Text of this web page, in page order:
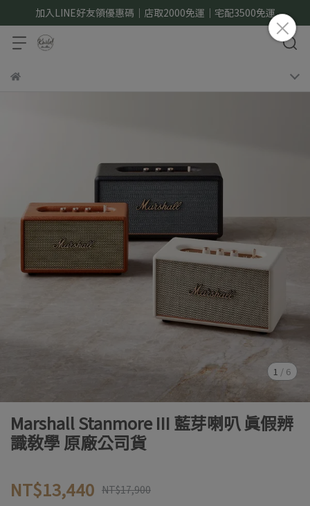
加入LINE好友領優惠碼｜店取2000免運｜宅配3500免運
1 / 6
Marshall Stanmore III 藍芽喇叭 真假辨
識教學 原廠公司貨
NT$13,440 NT$17,900